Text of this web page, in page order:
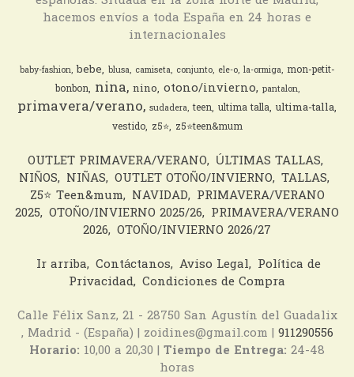
hacemos envíos a toda España en 24 horas e
internacionales
baby-fashion bebe blusa camiseta conjunto ele-o la-ormiga mon-petit-
bonbon nina nino otono/invierno pantalon
primavera/verano sudadera teen ultima talla ultima-talla
vestido z5⭐️ z5⭐️teen&mum
OUTLET PRIMAVERA/VERANO ÚLTIMAS TALLAS
NIÑOS NIÑAS OUTLET OTOÑO/INVIERNO TALLAS
Z5⭐️ Teen&mum NAVIDAD PRIMAVERA/VERANO
2025 OTOÑO/INVIERNO 2025/26 PRIMAVERA/VERANO
2026 OTOÑO/INVIERNO 2026/27
Ir arriba Contáctanos Aviso Legal Política de
Privacidad Condiciones de Compra
Calle Félix Sanz, 21 - 28750 San Agustín del Guadalix
, Madrid - (España) | zoidines@gmail.com | 911290556
Horario: 10,00 a 20,30 | Tiempo de Entrega: 24-48
horas